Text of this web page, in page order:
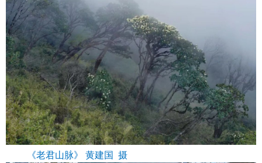
《老君山脉》 黄建国 摄